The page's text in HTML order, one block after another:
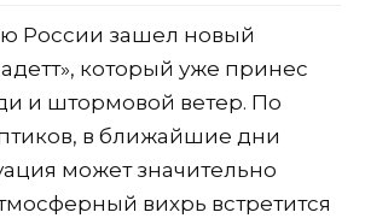
России зашел новый
который уже принес
и штормовой ветер. По
в ближайшие дни
может значительно
вихрь встретится